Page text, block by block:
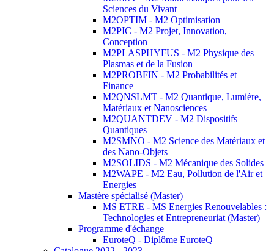
Sciences du Vivant
M2OPTIM - M2 Optimisation
M2PIC - M2 Projet, Innovation,
Conception
M2PLASPHYFUS - M2 Physique des
Plasmas et de la Fusion
M2PROBFIN - M2 Probabilités et
Finance
M2QNSLMT - M2 Quantique, Lumière,
Matériaux et Nanosciences
M2QUANTDEV - M2 Dispositifs
Quantiques
M2SMNO - M2 Science des Matériaux et
des Nano-Objets
M2SOLIDS - M2 Mécanique des Solides
M2WAPE - M2 Eau, Pollution de l'Air et
Energies
Mastère spécialisé (Master)
MS ETRE - MS Energies Renouvelables :
Technologies et Entrepreneuriat (Master)
Programme d'échange
EuroteQ - Diplôme EuroteQ